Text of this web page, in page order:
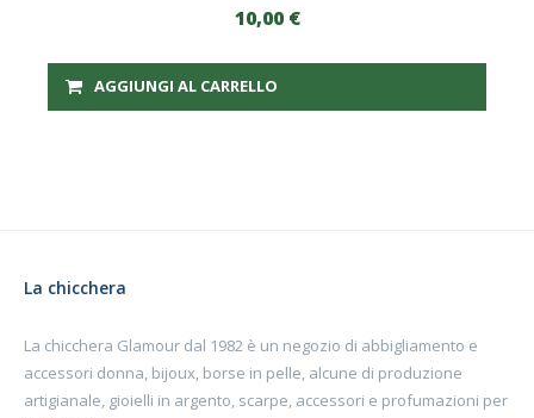
10,00 €
AGGIUNGI AL CARRELLO
La chicchera
La chicchera Glamour dal 1982 è un negozio di abbigliamento e
accessori donna, bijoux, borse in pelle, alcune di produzione
artigianale, gioielli in argento, scarpe, accessori e profumazioni per